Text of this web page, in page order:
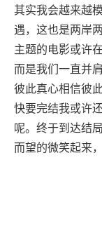
其实我会越来越
遇，这也是两岸
主题的电影或许
而是我们一直并
彼此真心相信彼
快要完结我或许
呢。终于到达结
而望的微笑起来